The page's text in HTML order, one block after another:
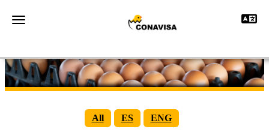
Toggle navigation Toggle
All ES ENG